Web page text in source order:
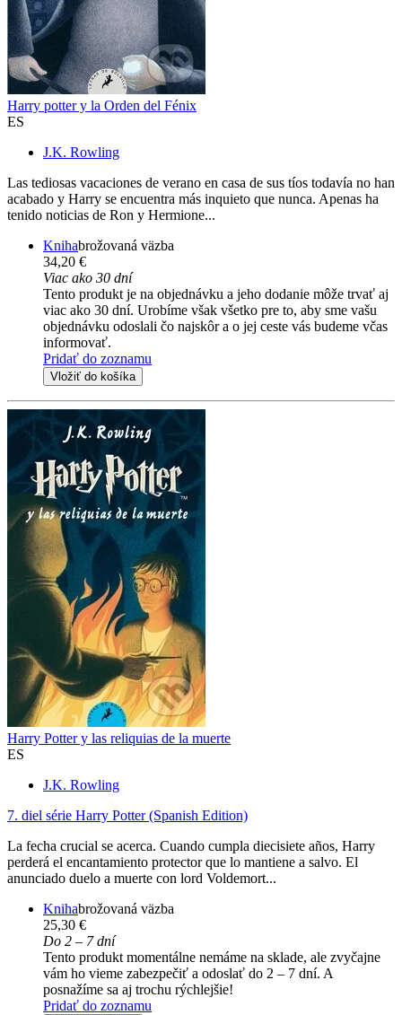
Harry potter y la Orden del Fénix
ES
J.K. Rowling
Las tediosas vacaciones de verano en casa de sus tíos todavía no han
acabado y Harry se encuentra más inquieto que nunca. Apenas ha
tenido noticias de Ron y Hermione...
Knihabrožovaná väzba
34,20 €
Viac ako 30 dní
Tento produkt je na objednávku a jeho dodanie môže trvať aj
viac ako 30 dní. Urobíme však všetko pre to, aby sme vašu
objednávku odoslali čo najskôr a o jej ceste vás budeme včas
informovať.
Pridať do zoznamu
Vložiť do košíka
Harry Potter y las reliquias de la muerte
ES
J.K. Rowling
7. diel série Harry Potter (Spanish Edition)
La fecha crucial se acerca. Cuando cumpla diecisiete años, Harry
perderá el encantamiento protector que lo mantiene a salvo. El
anunciado duelo a muerte con lord Voldemort...
Knihabrožovaná väzba
25,30 €
Do 2 – 7 dní
Tento produkt momentálne nemáme na sklade, ale zvyčajne
vám ho vieme zabezpečiť a odoslať do 2 – 7 dní. A
posnažíme sa aj trochu rýchlejšie!
Pridať do zoznamu